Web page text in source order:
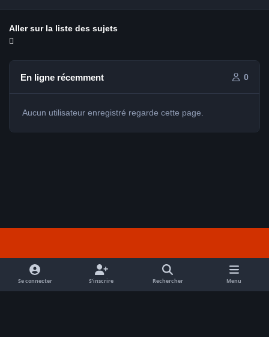
Aller sur la liste des sujets
En ligne récemment 0
Aucun utilisateur enregistré regarde cette page.
f
a
c
Se connecter S’inscrire Rechercher Menu